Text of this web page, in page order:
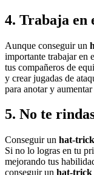
4. Trabaja en
Aunque conseguir un
importante trabajar en
tus compañeros de
y crear jugadas de
para anotar y
5. No te
Conseguir un hat-trick
Si no lo logras en tu
mejorando tus
conseguir un hat-trick